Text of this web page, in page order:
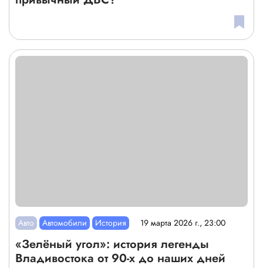
Авто Автомобили История 19 марта 2026 г., 23:00
«Зелёный угол»: история легенды
Владивостока от 90-х до наших дней